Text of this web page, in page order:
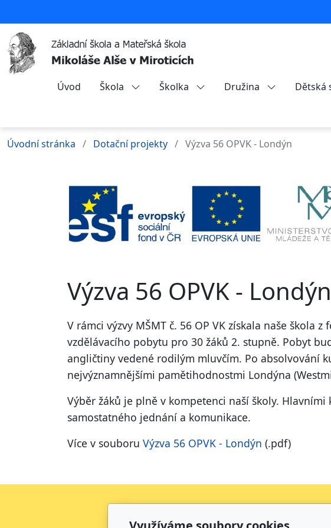
Úvod Škola Školka Družina Dětská
Úvodní stránka Dotační projekty Výzva 56 OPVK - Londýn
Výzva 56 OPVK - Londýn
V rámci výzvy MŠMT č. 56 OP VK získala naše škola
vzdělávacího pobytu pro 30 žáků 2. stupně. Pobyt
angličtiny vedené rodilým mluvčím. Po absolvování
nejvýznamnějšími pamětihodnostmi Londýna
Výběr žáků je plně v kompetenci naší školy.
samostatného jednání a komunikace.
Více v souboru Výzva 56 OPVK - Londýn (.pdf)